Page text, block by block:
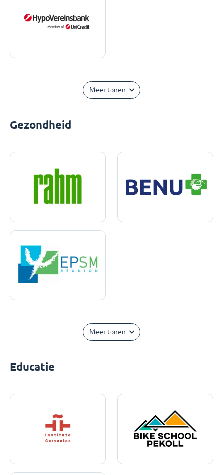
Meer tonen
Gezondheid
Meer tonen
Educatie